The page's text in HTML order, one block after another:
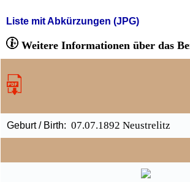
Liste mit Abkürzungen (JPG)
Weitere Informationen über das
Geburt / Birth: 07.07.1892 Neustrelitz